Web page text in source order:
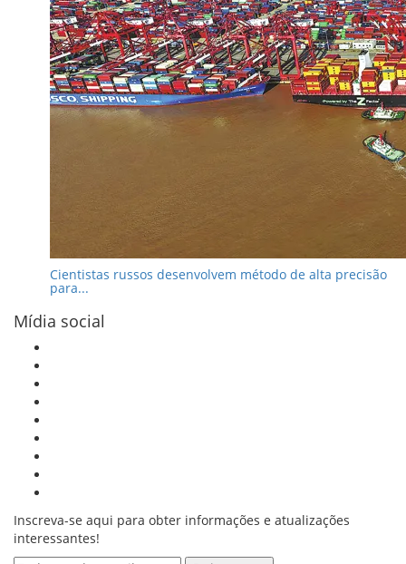
Cientistas russos desenvolvem método de alta precisão
para...
Mídia social
Inscreva-se aqui para obter informações e atualizações
interessantes!